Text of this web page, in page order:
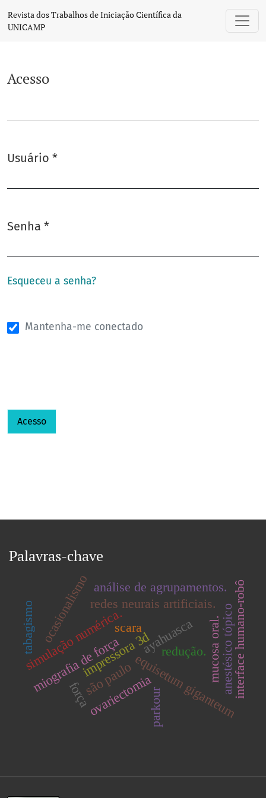
Acesso
Revista dos Trabalhos de Iniciação Científica da
UNICAMP
Acesso
Usuário *
Senha *
Esqueceu a senha?
Mantenha-me conectado
Acesso
Palavras-chave
impressora 3d
scara
simulação numérica.
equisetum giganteum
ovariectomia
miografia de força interface humano-robô
redes neurais artificiais.
ayahuasca
tabagismo redução.
ocasionalismo
força anestésico tópico
mucosa oral.
parkour
análise de agrupamentos.
são paulo